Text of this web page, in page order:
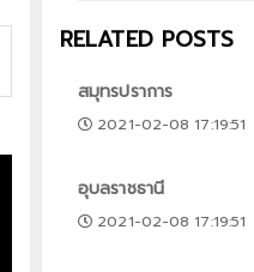
RELATED POSTS
สมุทรปราการ
2021-02-08 17:19:51
อุบลราชธานี
2021-02-08 17:19:51